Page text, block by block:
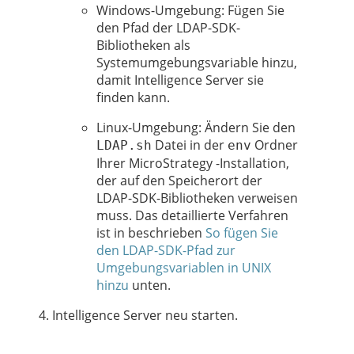
Windows-Umgebung: Fügen Sie
den Pfad der LDAP-SDK-
Bibliotheken als
Systemumgebungsvariable hinzu,
damit Intelligence Server sie
finden kann.
Linux-Umgebung: Ändern Sie den
LDAP.sh Datei in der env Ordner
Ihrer MicroStrategy -Installation,
der auf den Speicherort der
LDAP-SDK-Bibliotheken verweisen
muss. Das detaillierte Verfahren
ist in beschrieben So fügen Sie
den LDAP-SDK-Pfad zur
Umgebungsvariablen in UNIX
hinzu unten.
Intelligence Server neu starten.